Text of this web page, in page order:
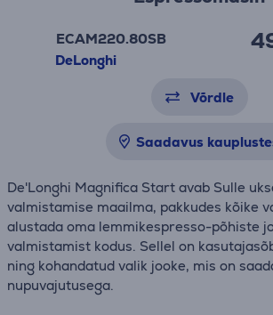
ECAM220.80SB
DeLonghi
Võrdle
Saadavus
De'Longhi Magnifica Start avab Sulle
valmistamise maailma, pakkudes kõike
alustada oma lemmikespresso-põhiste
valmistamist kodus. Sellel on
ning kohandatud valik jooke, mis on
nupuvajutusega.